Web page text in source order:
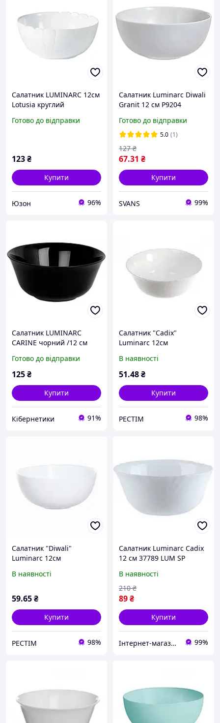
Салатник LUMINARC 12см
Lotusia круглий
Готово до відправки
123₴
Купити
Юзон 96%
Салатник Luminarc Diwali
Granit 12 см P9204
Готово до відправки
5.0 (1)
67.31 ₴
127 ₴
Купити
SVANS 99%
Салатник LUMINARC
CARINE чорний /12 см
Готово до відправки
125₴
Купити
Кібернетики 91%
Салатник "Cadix"
Luminarc 12см
В наявності
51.48₴
Купити
РЕСТІМ 98%
Салатник "Diwali"
Luminarc 12см
В наявності
59.65₴
Купити
РЕСТІМ 98%
Салатник Luminarc Cadix
12 см 37789 LUM SP
В наявності
89₴
210 ₴
Купити
Інтернет-магазин TopPosud 99%